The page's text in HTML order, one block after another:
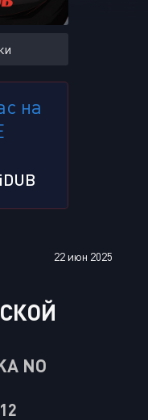
на
22 июн 2025
NO